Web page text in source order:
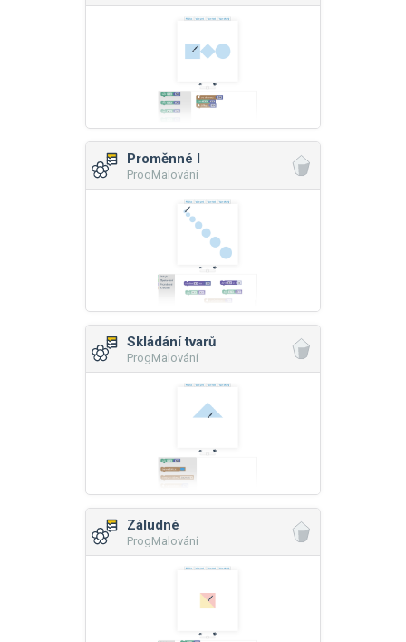
Proměnné I
ProgMalování
Skládání tvarů
ProgMalování
Záludné
ProgMalování